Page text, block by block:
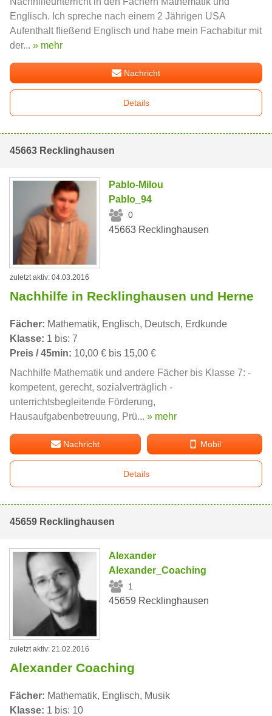
Englisch. Ich spreche nach einem 2 Jährigen USA
Aufenthalt fließend Englisch und habe mein Fachabitur mit
der... » mehr
Nachricht
Details
45663 Recklinghausen
Pablo-Milou
Pablo_94
0
45663 Recklinghausen
zuletzt aktiv: 04.03.2016
Nachhilfe in Recklinghausen und Herne
Fächer: Mathematik, Englisch, Deutsch, Erdkunde
Klasse: 1 bis: 7
Preis / 45min: 10,00 € bis 15,00 €
Nachhilfe Mathematik und andere Fächer bis Klasse 7: -
kompetent, gerecht, sozialverträglich -
unterrichtsbegleitende Förderung,
Hausaufgabenbetreuung, Prü... » mehr
Nachricht Mobil
Details
45659 Recklinghausen
Alexander
Alexander_Coaching
1
45659 Recklinghausen
zuletzt aktiv: 21.02.2016
Alexander Coaching
Fächer: Mathematik, Englisch, Musik
Klasse: 1 bis: 10